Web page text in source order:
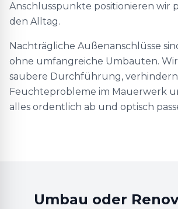
Anschlusspunkte positionieren wir
den Alltag.
Nachträgliche Außenanschlüsse
ohne umfangreiche Umbauten.
saubere Durchführung, verhindern
Feuchteprobleme im Mauerwerk
alles ordentlich ab und optisch
Umbau oder